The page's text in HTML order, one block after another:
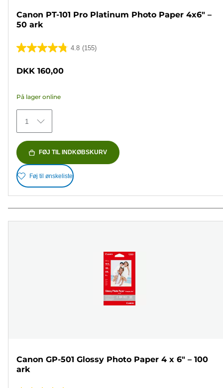
Canon PT-101 Pro Platinum Photo Paper 4x6" –
50 ark
4.8 (155)
4.8
stjerner.
155
anmeldelser
DKK 160,00
På lager online
1
FØJ TIL INDKØBSKURV
Føj til ønskeliste
Canon GP-501 Glossy Photo Paper 4 x 6" – 100
ark